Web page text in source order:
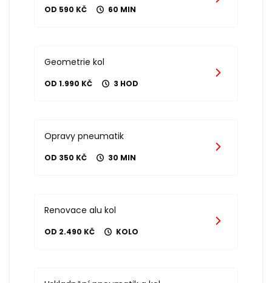
OD 590 KČ 60 MIN
Geometrie kol
OD 1.990 KČ 3 HOD
Opravy pneumatik
OD 350 KČ 30 MIN
Renovace alu kol
OD 2.490 KČ KOLO